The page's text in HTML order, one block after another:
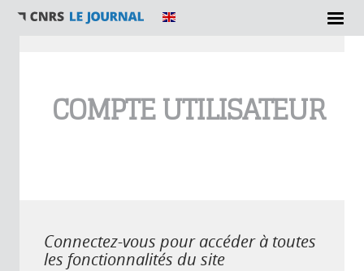
COMPTE UTILISATEUR
Connectez-vous pour accéder à toutes
les fonctionnalités du site